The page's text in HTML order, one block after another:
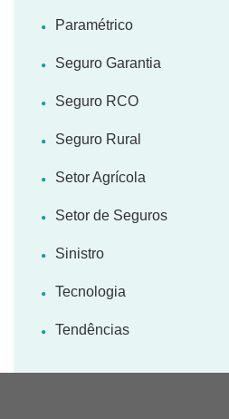
Paramétrico
Seguro Garantia
Seguro RCO
Seguro Rural
Setor Agrícola
Setor de Seguros
Sinistro
Tecnologia
Tendências